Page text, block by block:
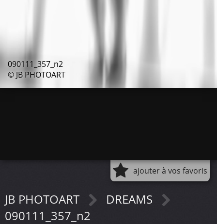
090111_357_n2
© JB PHOTOART
ajouter à vos favoris
JB PHOTOART
DREAMS
090111_357_n2